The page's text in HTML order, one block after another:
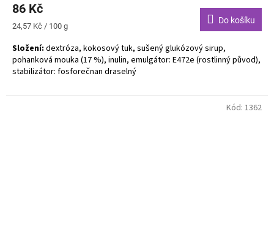
86 Kč
Měrná
24,57 Kč / 100 g
Do košíku
Složení: dextróza, kokosový tuk, sušený glukózový sirup,
pohanková mouka (17 %), inulin, emulgátor: E472e (rostlinný původ),
stabilizátor: fosforečnan draselný
Bez alergenů. Bez lepku. Bez laktózy. Vegan.
Kód: 1362